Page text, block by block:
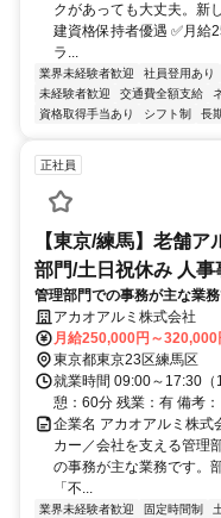
クがあっても大丈夫。新
建資格保持者優遇 ✅月給
ラ...
業界未経験者歓迎 社員登用あり
未経験者歓迎
交通費全額支給
資格取得手当あり
シフト制 長
正社員
【東京/練馬】老舗
部門/土日祝休み 人事
管理部門での事務が主な業
「経理」「不動産」の業務
ストを募集します。ご経験
す。
アカオアルミ株式会社
月給250,000円～320,000
東京都東京23区練馬区
就業時間 09:00～17:30
憩：60分 残業：有 備考：
企業名 アカオアルミ株式
カー／会社を支える管理
の事務が主な業務です。
「不...
業界未経験者歓迎 固定時間制